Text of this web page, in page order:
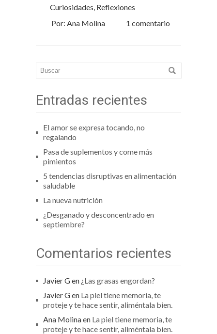
Curiosidades, Reflexiones
Por: Ana Molina
1 comentario
Entradas recientes
El amor se expresa tocando, no
regalando
Pasa de suplementos y come más
pimientos
5 tendencias disruptivas en alimentación
saludable
La nueva nutrición
¿Desganado y desconcentrado en
septiembre?
Comentarios recientes
Javier Gen ¿Las grasas engordan?
Javier Gen La piel tiene memoria, te
proteje y te hace sentir, aliméntala bien.
Ana Molinaen La piel tiene memoria, te
proteje y te hace sentir, aliméntala bien.